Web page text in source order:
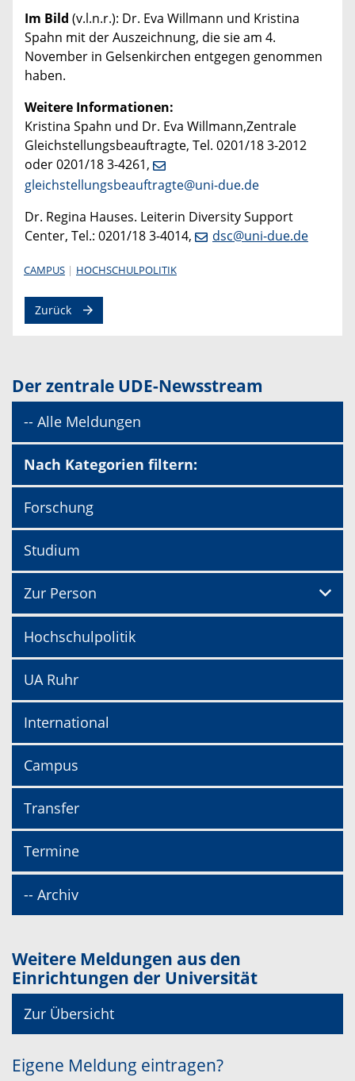
Im Bild (v.l.n.r.): Dr. Eva Willmann und Kristina
Spahn mit der Auszeichnung, die sie am 4.
November in Gelsenkirchen entgegen genommen
haben.
Weitere Informationen:
Kristina Spahn und Dr. Eva Willmann,Zentrale
Gleichstellungsbeauftragte, Tel. 0201/18 3-2012
oder 0201/18 3-4261,
gleichstellungsbeauftragte@uni-due.de
Dr. Regina Hauses. Leiterin Diversity Support
Center, Tel.: 0201/18 3-4014,
dsc@uni-due.de
CAMPUS HOCHSCHULPOLITIK
Zurück
Der zentrale UDE-Newsstream
-- Alle Meldungen
Nach Kategorien filtern:
Forschung
Studium
Zur Person
Hochschulpolitik
UA Ruhr
International
Campus
Transfer
Termine
-- Archiv
Weitere Meldungen aus den
Einrichtungen der Universität
Zur Übersicht
Eigene Meldung eintragen?